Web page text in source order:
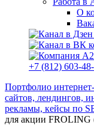
О
+7 (812) 603-
Портфолио
сайтов, лендингов,
рекламы, кейсы по
для акции FROLING